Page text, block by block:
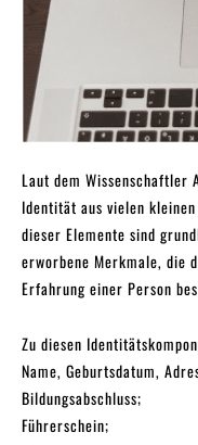
Laut dem Wissenschaftler
Identität aus vielen
dieser Elemente sind
erworbene Merkmale, die
Erfahrung einer Person
Zu diesen
Name, Geburtsdatum,
Bildungsabschluss;
Führerschein;